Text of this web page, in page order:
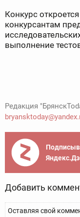
Конкурс
конкурсантам
выполнение
Редакция
Добавить
Оставляя свой